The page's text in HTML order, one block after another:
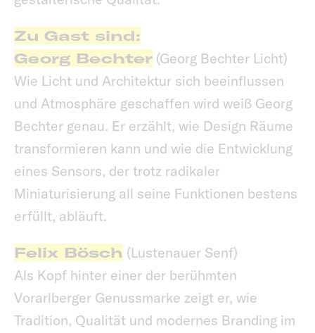
Zu Gast sind:
Georg Bechter (Georg Bechter Licht)
Wie Licht und Architektur sich beeinflussen
und Atmosphäre geschaffen wird weiß Georg
Bechter genau. Er erzählt, wie Design Räume
transformieren kann und wie die Entwicklung
eines Sensors, der trotz radikaler
Miniaturisierung all seine Funktionen bestens
erfüllt, abläuft.
Felix Bösch (Lustenauer Senf)
Als Kopf hinter einer der berühmten
Vorarlberger Genussmarke zeigt er, wie
Tradition, Qualität und modernes Branding im